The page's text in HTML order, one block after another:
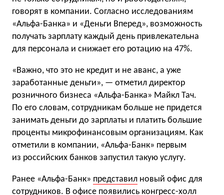
говорят в компании. Согласно исследованиям
«Альфа-Банка» и «Деньги Вперед», возможность
получать зарплату каждый день привлекательна
для персонала и снижает его ротацию на 47%.
«Важно, что это не кредит и не аванс, а уже
заработанные деньги», — отметил директор
розничного бизнеса «Альфа-Банка» Майкл Тач.
По его словам, сотрудникам больше не придется
занимать деньги до зарплаты и платить большие
проценты микрофинансовым организациям. Как
отметили в компании, «Альфа-Банк» первым
из российских банков запустил такую услугу.
Ранее «Альфа-Банк» представил новый офис для
сотрудников. В офисе появились конгресс-холл